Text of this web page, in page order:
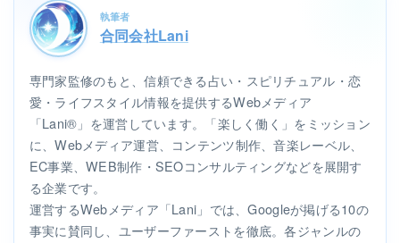
執筆者
合同会社Lani
専門家監修のもと、信頼できる占い・スピリチュアル・恋
愛・ライフスタイル情報を提供するWebメディア
「Lani®」を運営しています。「楽しく働く」をミッション
に、Webメディア運営、コンテンツ制作、音楽レーベル、
EC事業、WEB制作・SEOコンサルティングなどを展開す
る企業です。
運営するWebメディア「Lani」では、Googleが掲げる10の
事実に賛同し、ユーザーファーストを徹底。各ジャンルの